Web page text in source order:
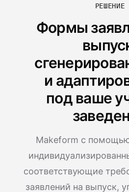
РЕШЕНИЕ
Формы
и
под ваше
Makeform с
соответствующие
заявлений на выпуск,